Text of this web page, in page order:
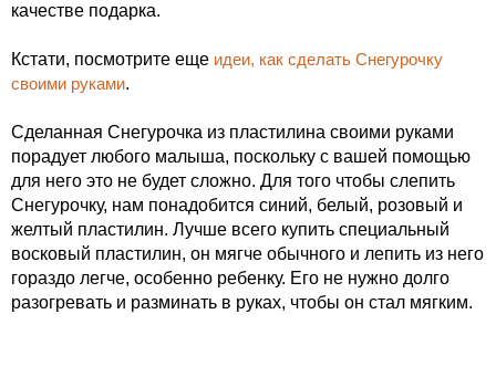
качестве подарка.
Кстати, посмотрите еще идеи, как сделать Снегурочку
своими руками.
Сделанная Снегурочка из пластилина своими руками
порадует любого малыша, поскольку с вашей помощью
для него это не будет сложно. Для того чтобы слепить
Снегурочку, нам понадобится синий, белый, розовый и
желтый пластилин. Лучше всего купить специальный
восковый пластилин, он мягче обычного и лепить из него
гораздо легче, особенно ребенку. Его не нужно долго
разогревать и разминать в руках, чтобы он стал мягким.